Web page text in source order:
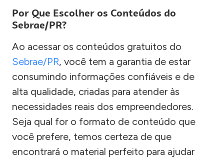
Por Que Escolher os Conteúdos do
Sebrae/PR?
Ao acessar os conteúdos gratuitos do
Sebrae/PR, você tem a garantia de estar
consumindo informações confiáveis e de
alta qualidade, criadas para atender às
necessidades reais dos empreendedores.
Seja qual for o formato de conteúdo que
você prefere, temos certeza de que
encontrará o material perfeito para ajudar